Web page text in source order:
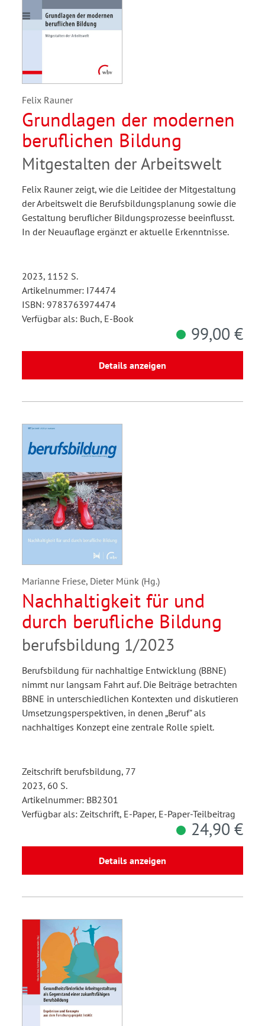
Felix Rauner
Grundlagen der modernen
beruflichen Bildung
Mitgestalten der Arbeitswelt
Felix Rauner zeigt, wie die Leitidee der Mitgestaltung
der Arbeitswelt die Berufsbildungsplanung sowie die
Gestaltung beruflicher Bildungsprozesse beeinflusst.
In der Neuauflage ergänzt er aktuelle Erkenntnisse.
2023, 1152 S.
Artikelnummer: I74474
ISBN: 9783763974474
Verfügbar als: Buch, E-Book
99,00 €
Details anzeigen
Marianne Friese, Dieter Münk (Hg.)
Nachhaltigkeit für und
durch berufliche Bildung
berufsbildung 1/2023
Berufsbildung für nachhaltige Entwicklung (BBNE)
nimmt nur langsam Fahrt auf. Die Beiträge betrachten
BBNE in unterschiedlichen Kontexten und diskutieren
Umsetzungsperspektiven, in denen „Beruf" als
nachhaltiges Konzept eine zentrale Rolle spielt.
Zeitschrift berufsbildung, 77
2023, 60 S.
Artikelnummer: BB2301
Verfügbar als: Zeitschrift, E-Paper, E-Paper-Teilbeitrag
24,90 €
Details anzeigen